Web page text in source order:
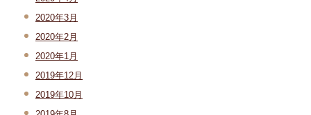
2020年3月
2020年2月
2020年1月
2019年12月
2019年10月